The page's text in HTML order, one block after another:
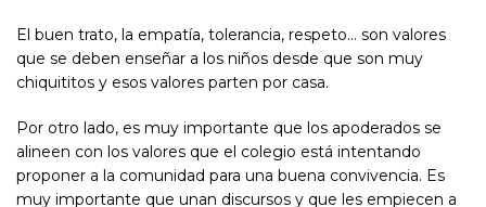
El buen trato, la empatía, tolerancia, respeto… son valores
que se deben enseñar a los niños desde que son muy
chiquititos y esos valores parten por casa.
Por otro lado, es muy importante que los apoderados se
alineen con los valores que el colegio está intentando
proponer a la comunidad para una buena convivencia. Es
muy importante que unan discursos y que les empiecen a